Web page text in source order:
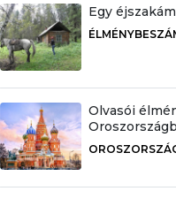
Egy
Olvasói